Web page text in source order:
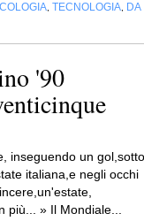
TECNOLOGIA DA
'90
inseguendo un gol,sotto
italiana,e negli occhi
più... » Il Mondiale...